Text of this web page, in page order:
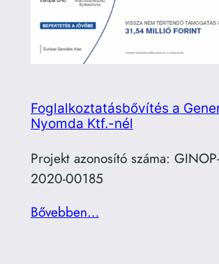
Foglalkoztatásbővítés a
Nyomda Ktf.-nél
Projekt azonosító száma:
2020-00185
Bővebben…